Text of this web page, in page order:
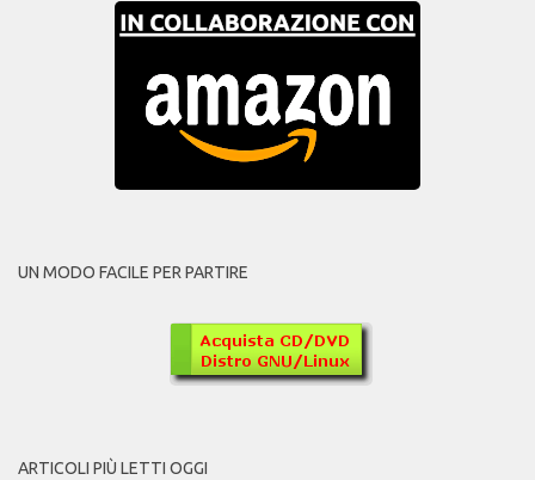
UN MODO FACILE PER PARTIRE
ARTICOLI PIÙ LETTI OGGI